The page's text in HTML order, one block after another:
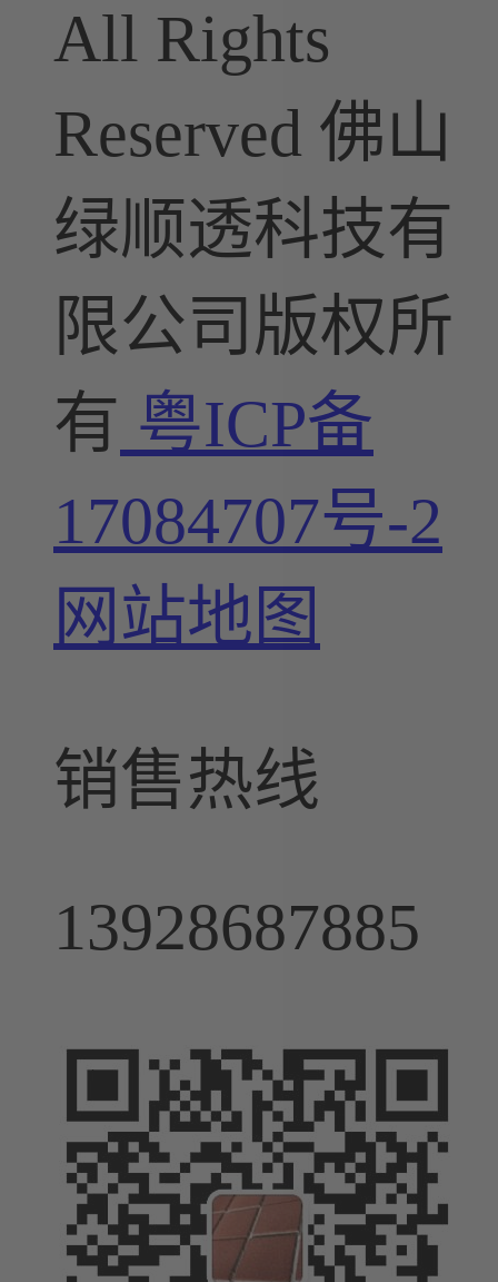
All Rights
Reserved 佛山
绿顺透科技有
限公司版权所
有 粤ICP备
17084707号-2
网站地图
销售热线
13928687885